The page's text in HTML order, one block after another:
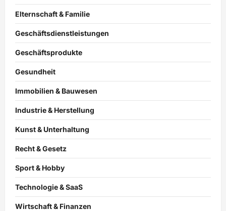
Elternschaft & Familie
Geschäftsdienstleistungen
Geschäftsprodukte
Gesundheit
Immobilien & Bauwesen
Industrie & Herstellung
Kunst & Unterhaltung
Recht & Gesetz
Sport & Hobby
Technologie & SaaS
Wirtschaft & Finanzen